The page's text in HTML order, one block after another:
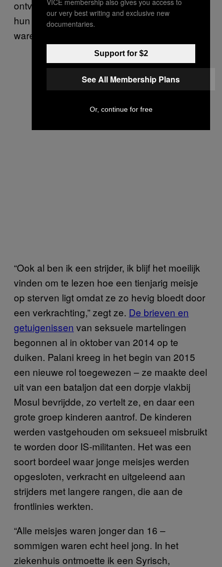
ontving van meisjes in gevangenschap, die
hun eigen ontsnapping aan het organiseren
waren, of smeekten om hulp.
“Ook al ben ik een strijder, ik blijf het moeilijk
vinden om te lezen hoe een tienjarig meisje
op sterven ligt omdat ze zo hevig bloedt door
een verkrachting,” zegt ze. De brieven en
getuigenissen van seksuele martelingen
begonnen al in oktober van 2014 op te
duiken. Palani kreeg in het begin van 2015
een nieuwe rol toegewezen – ze maakte deel
uit van een bataljon dat een dorpje vlakbij
Mosul bevrijdde, zo vertelt ze, en daar een
grote groep kinderen aantrof. De kinderen
werden vastgehouden om seksueel misbruikt
te worden door IS-militanten. Het was een
soort bordeel waar jonge meisjes werden
opgesloten, verkracht en uitgeleend aan
strijders met langere rangen, die aan de
frontlinies werkten.
“Alle meisjes waren jonger dan 16 –
sommigen waren echt heel jong. In het
ziekenhuis ontmoette ik een Syrisch,
our very best writing and exclusive new
documentaries.
Support for $2
See All Membership Plans
Or, continue for free